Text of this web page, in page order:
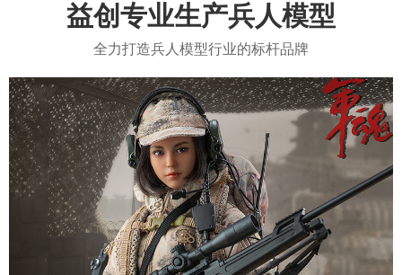
益创专业生产兵人模型
全力打造兵人模型行业的标杆品牌